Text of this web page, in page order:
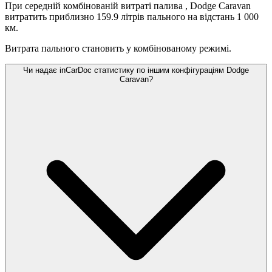
При середній комбінованій витраті палива , Dodge Caravan
витратить приблизно 159.9 літрів пального на відстань 1 000
км.
Витрата пального становить у комбінованому режимі.
Чи надає inCarDoc статистику по іншим конфігураціям Dodge
Caravan?